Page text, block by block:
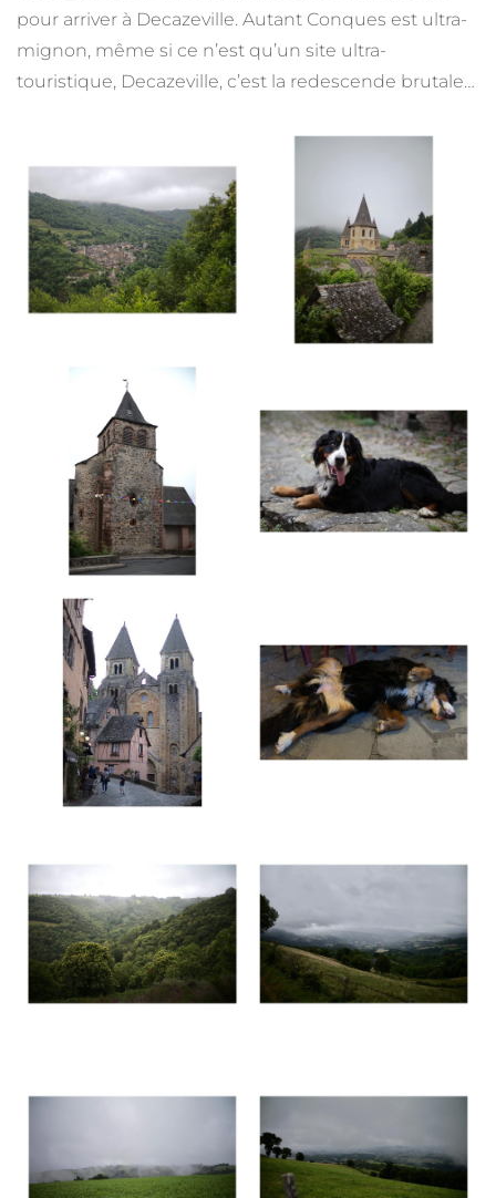
pour arriver à Decazeville. Autant Conques est ultra-
mignon, même si ce n’est qu’un site ultra-
touristique, Decazeville, c’est la redescende brutale…